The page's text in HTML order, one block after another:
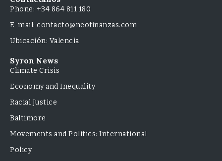
Phone: +34 864 811 180
E-mail: contacto@neofinanzas.com
Ubicación: Valencia
Syron News
Climate Crisis
Economy and Inequality
Racial Justice
Baltimore
Movements and Politics: International
Policy